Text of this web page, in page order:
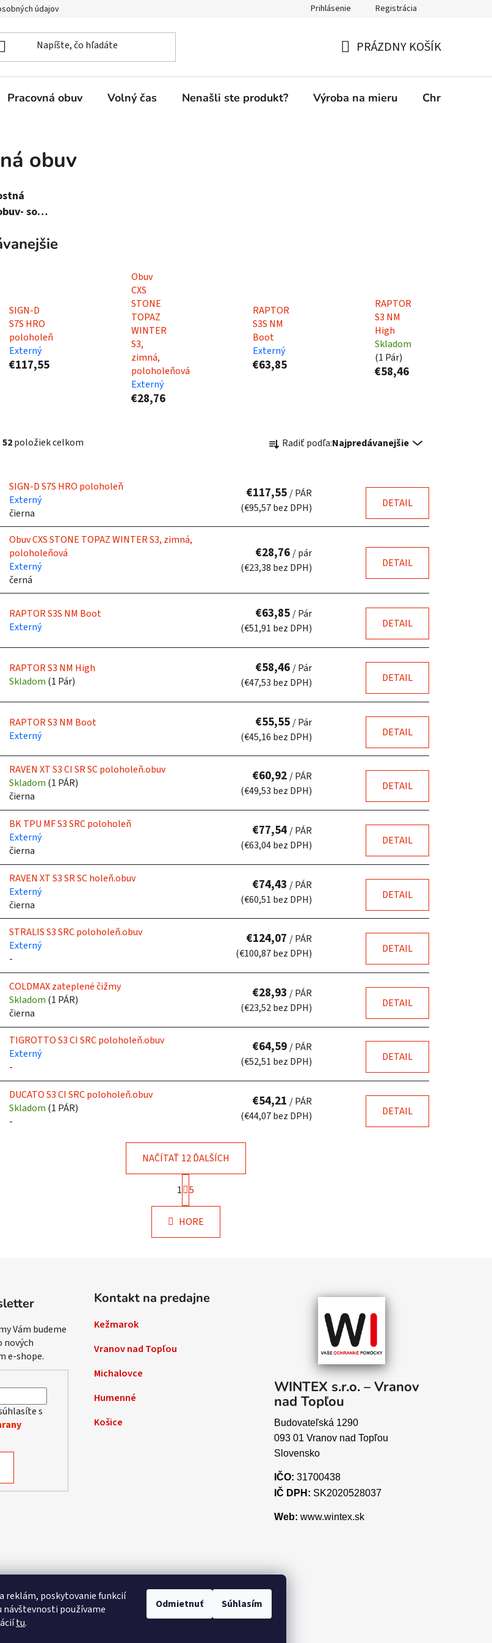
reklám, poskytovanie funkcií
návštevnosti používame
tu.
Odmietnuť Súhlasím
údajov Prihlásenie Registrácia
KOŠÍK
PRÁZDNY KOŠÍK
Pracovná obuv Volný čas Nenašli ste produkt? Výroba na mieru Chránená
obuv
so
SIGN-D
S7S HRO
poloholeň
Externý
€117,55
Obuv
CXS
STONE
TOPAZ
WINTER
S3,
zimná,
poloholeňová
Externý
€28,76
RAPTOR
S3S NM
Boot
Externý
€63,85
RAPTOR
S3 NM
High
Skladom
(1 Pár)
€58,46
52položiek celkom
a
n
i
e
p
r
o
d
u
k
v
Radiť podľa:Najpredávanejšie
SIGN-D S7S HRO poloholeň
Externý
čierna
€117,55 / PÁR
(€95,57 bez DPH)
DETAIL
Obuv CXS STONE TOPAZ WINTER S3, zimná,
poloholeňová
Externý
černá
€28,76/ pár
(€23,38 bez DPH)
DETAIL
RAPTOR S3S NM Boot
Externý
€63,85 / Pár
(€51,91 bez DPH)
DETAIL
RAPTOR S3 NM High
Skladom (1 Pár)
€58,46 / Pár
(€47,53 bez DPH)
DETAIL
RAPTOR S3 NM Boot
Externý
€55,55 / Pár
(€45,16 bez DPH)
DETAIL
RAVEN XT S3 CI SR SC poloholeň.obuv
Skladom (1 PÁR)
čierna
€60,92 / PÁR
(€49,53 bez DPH)
DETAIL
BK TPU MF S3 SRC poloholeň
Externý
čierna
€77,54 / PÁR
(€63,04 bez DPH)
DETAIL
RAVEN XT S3 SR SC holeň.obuv
Externý
čierna
€74,43 / PÁR
(€60,51 bez DPH)
DETAIL
STRALIS S3 SRC poloholeň.obuv
Externý
-
€124,07 / PÁR
(€100,87 bez DPH)
DETAIL
COLDMAX zateplené čižmy
Skladom (1 PÁR)
čierna
€28,93 / PÁR
(€23,52 bez DPH)
DETAIL
TIGROTTO S3 CI SRC poloholeň.obuv
Externý
-
€64,59/ PÁR
(€52,51 bez DPH)
DETAIL
DUCATO S3 CI SRC poloholeň.obuv
Skladom (1 PÁR)
-
€54,21 / PÁR
(€44,07 bez DPH)
DETAIL
O
v
l
á
i
e
NAČÍTAŤ 12 ĎALŠÍCH
S
t
r
n
k
i
e
1 5
HORE
Vám budeme
nových
e-shope.
s
Kontakt na predajne
Kežmarok
Vranov nad Topľou
Michalovce
Humenné
Košice
WINTEX s.r.o. – Vranov
nad Topľou
Budovateľská 1290
093 01 Vranov nad Topľou
Slovensko
IČO: 31700438
IČ DPH: SK2020528037
Web: www.wintex.sk